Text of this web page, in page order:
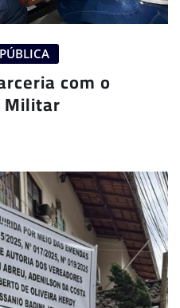
com o
Militar